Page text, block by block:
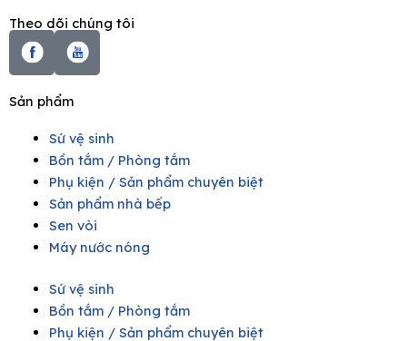
Theo dõi chúng tôi
Sản phẩm
Sứ vệ sinh
Bồn tắm / Phòng tắm
Phụ kiện / Sản phẩm chuyên biệt
Sản phẩm nhà bếp
Sen vòi
Máy nước nóng
Sứ vệ sinh
Bồn tắm / Phòng tắm
Phụ kiện / Sản phẩm chuyên biệt